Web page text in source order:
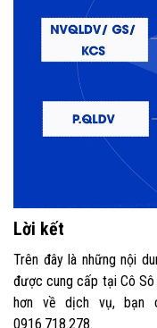
Lời kết
Trên đây là những nội
được cung cấp tại Cô
hơn về dịch vụ, bạn
0916.718.278.